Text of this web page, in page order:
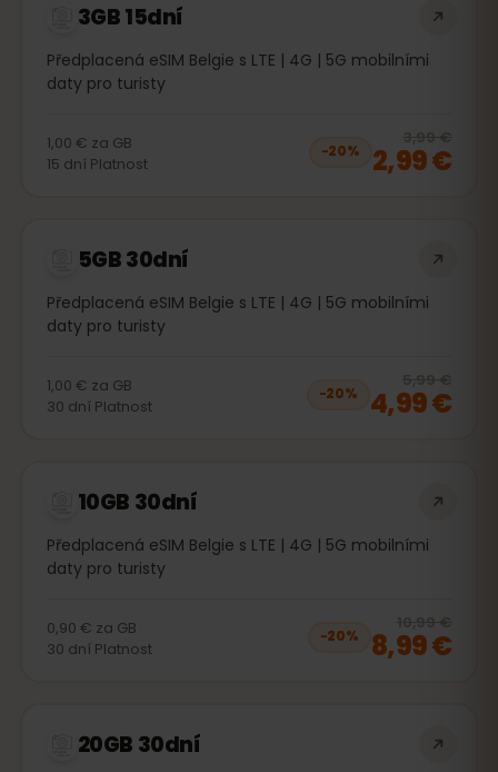
3GB 15dní
Předplacená eSIM Belgie s LTE | 4G | 5G mobilními
daty pro turisty
1,00 € za GB
15 dní Platnost
−20%
3,99 €
2,99 €
5GB 30dní
Předplacená eSIM Belgie s LTE | 4G | 5G mobilními
daty pro turisty
1,00 € za GB
30 dní Platnost
−20%
5,99 €
4,99 €
10GB 30dní
Předplacená eSIM Belgie s LTE | 4G | 5G mobilními
daty pro turisty
0,90 € za GB
30 dní Platnost
−20%
10,99 €
8,99 €
20GB 30dní